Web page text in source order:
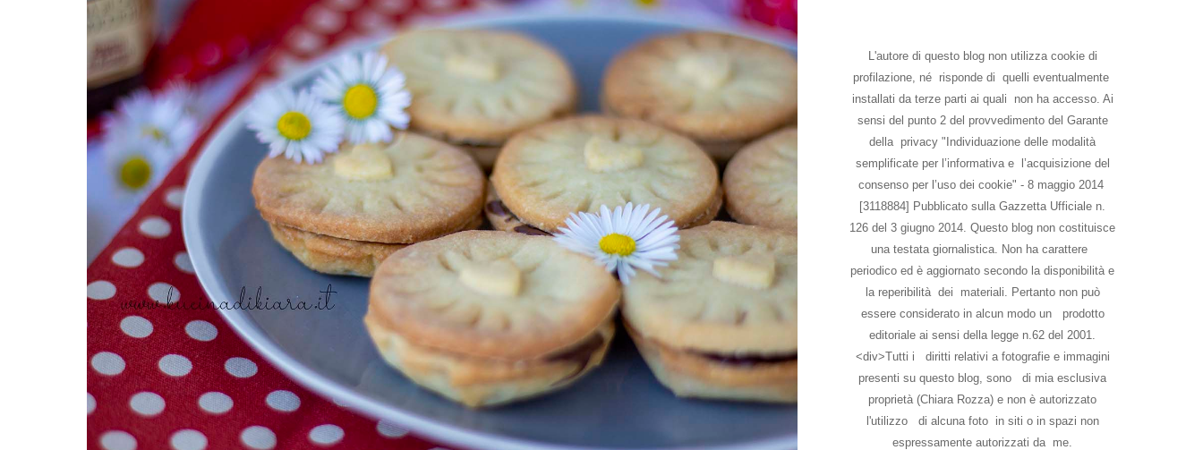
L'autore di questo blog non utilizza cookie di
profilazione, né risponde di quelli eventualmente
installati da terze parti ai quali non ha accesso. Ai
sensi del punto 2 del provvedimento del Garante
della privacy "Individuazione delle modalità
semplificate per l’informativa e l’acquisizione del
consenso per l’uso dei cookie" - 8 maggio 2014
[3118884] Pubblicato sulla Gazzetta Ufficiale n.
126 del 3 giugno 2014. Questo blog non costituisce
una testata giornalistica. Non ha carattere
periodico ed è aggiornato secondo la disponibilità e
la reperibilità dei materiali. Pertanto non può
essere considerato in alcun modo un prodotto
editoriale ai sensi della legge n.62 del 2001.
<div>Tutti i diritti relativi a fotografie e immagini
presenti su questo blog, sono di mia esclusiva
proprietà (Chiara Rozza) e non è autorizzato
l'utilizzo di alcuna foto in siti o in spazi non
espressamente autorizzati da me.